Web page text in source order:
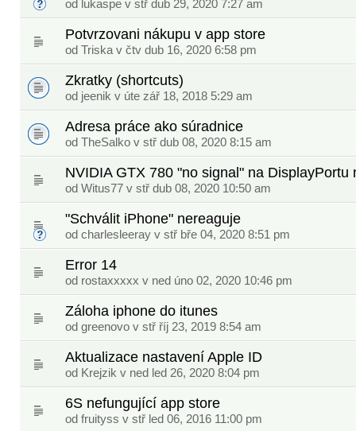
od lukaspe v stř dub 29, 2020 7:27 am
Potvrzovani nákupu v app store
od Triska v čtv dub 16, 2020 6:58 pm
Zkratky (shortcuts)
od jeenik v úte zář 18, 2018 5:29 am
Adresa práce ako súradnice
od TheSalko v stř dub 08, 2020 8:15 am
NVIDIA GTX 780 "no signal" na DisplayPortu
od Witus77 v stř dub 08, 2020 10:50 am
"Schválit iPhone" nereaguje
od charlesleeray v stř bře 04, 2020 8:51 pm
Error 14
od rostaxxxxx v ned úno 02, 2020 10:46 pm
Záloha iphone do itunes
od greenovo v stř říj 23, 2019 8:54 am
Aktualizace nastavení Apple ID
od Krejzik v ned led 26, 2020 8:04 pm
6S nefungující app store
od fruityss v stř led 06, 2016 11:00 pm